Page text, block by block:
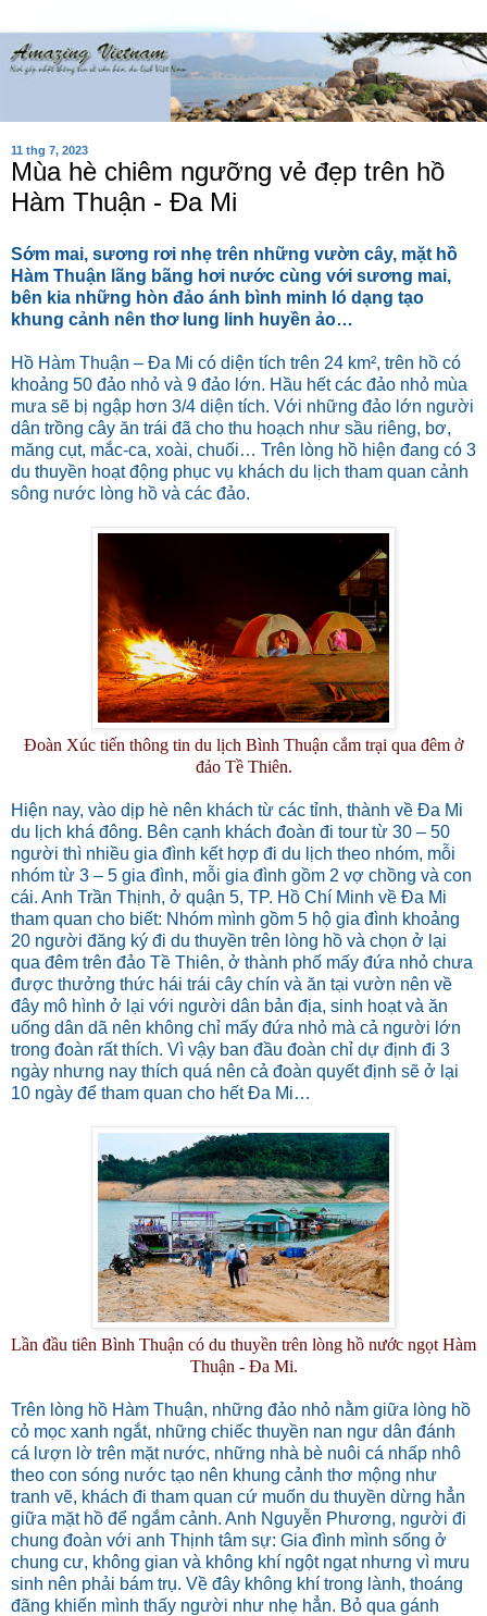
11 thg 7, 2023
Mùa hè chiêm ngưỡng vẻ đẹp trên hồ
Hàm Thuận - Đa Mi
Sớm mai, sương rơi nhẹ trên những vườn cây, mặt hồ
Hàm Thuận lãng bãng hơi nước cùng với sương mai,
bên kia những hòn đảo ánh bình minh ló dạng tạo
khung cảnh nên thơ lung linh huyền ảo…
Hồ Hàm Thuận – Đa Mi có diện tích trên 24 km², trên hồ có
khoảng 50 đảo nhỏ và 9 đảo lớn. Hầu hết các đảo nhỏ mùa
mưa sẽ bị ngập hơn 3/4 diện tích. Với những đảo lớn người
dân trồng cây ăn trái đã cho thu hoạch như sầu riêng, bơ,
măng cụt, mắc-ca, xoài, chuối… Trên lòng hồ hiện đang có 3
du thuyền hoạt động phục vụ khách du lịch tham quan cảnh
sông nước lòng hồ và các đảo.
Đoàn Xúc tiến thông tin du lịch Bình Thuận cắm trại qua đêm ở
đảo Tề Thiên.
Hiện nay, vào dịp hè nên khách từ các tỉnh, thành về Đa Mi
du lịch khá đông. Bên cạnh khách đoàn đi tour từ 30 – 50
người thì nhiều gia đình kết hợp đi du lịch theo nhóm, mỗi
nhóm từ 3 – 5 gia đình, mỗi gia đình gồm 2 vợ chồng và con
cái. Anh Trần Thịnh, ở quận 5, TP. Hồ Chí Minh về Đa Mi
tham quan cho biết: Nhóm mình gồm 5 hộ gia đình khoảng
20 người đăng ký đi du thuyền trên lòng hồ và chọn ở lại
qua đêm trên đảo Tề Thiên, ở thành phố mấy đứa nhỏ chưa
được thưởng thức hái trái cây chín và ăn tại vườn nên về
đây mô hình ở lại với người dân bản địa, sinh hoạt và ăn
uống dân dã nên không chỉ mấy đứa nhỏ mà cả người lớn
trong đoàn rất thích. Vì vậy ban đầu đoàn chỉ dự định đi 3
ngày nhưng nay thích quá nên cả đoàn quyết định sẽ ở lại
10 ngày để tham quan cho hết Đa Mi…
Lần đầu tiên Bình Thuận có du thuyền trên lòng hồ nước ngọt Hàm
Thuận - Đa Mi.
Trên lòng hồ Hàm Thuận, những đảo nhỏ nằm giữa lòng hồ
cỏ mọc xanh ngắt, những chiếc thuyền nan ngư dân đánh
cá lượn lờ trên mặt nước, những nhà bè nuôi cá nhấp nhô
theo con sóng nước tạo nên khung cảnh thơ mộng như
tranh vẽ, khách đi tham quan cứ muốn du thuyền dừng hẳn
giữa mặt hồ để ngắm cảnh. Anh Nguyễn Phương, người đi
chung đoàn với anh Thịnh tâm sự: Gia đình mình sống ở
chung cư, không gian và không khí ngột ngạt nhưng vì mưu
sinh nên phải bám trụ. Về đây không khí trong lành, thoáng
đãng khiến mình thấy người như nhẹ hẳn. Bỏ qua gánh